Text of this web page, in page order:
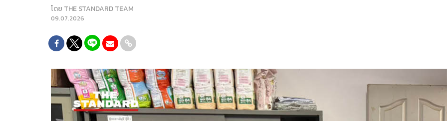
โดย THE STANDARD TEAM
09.07.2026